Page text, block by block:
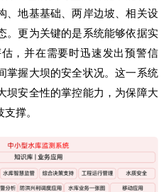
、地基基础、两岸边坡、相关设
。更为关键的是系统能够依据实
，并在需要时迅速发出预警信
掌握大坝的安全状况。这一系统
坝安全性的掌控能力，为保障大
撑。